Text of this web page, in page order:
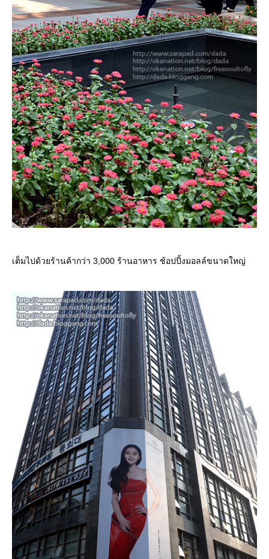
เต็มไปด้วยร้านค้ากว่า 3,000 ร้านอาหาร ช้อปปิ้งมอลล์ขนาดใหญ่